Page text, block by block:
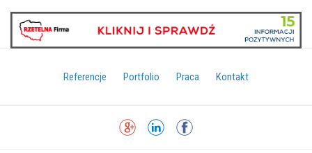
Referencje Portfolio Praca Kontakt